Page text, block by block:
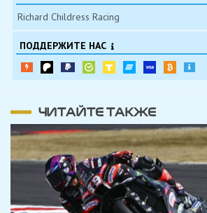
Richard Childress Racing
ПОДДЕРЖИТЕ НАС
ЧИТАЙТЕ ТАКЖЕ